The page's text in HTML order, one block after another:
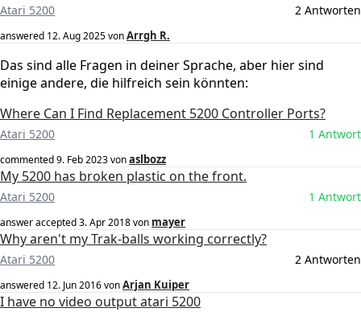
Atari 5200 2 Antworten
answered 12. Aug 2025vonArrgh R.
Das sind alle Fragen in deiner Sprache, aber hier sind
einige andere, die hilfreich sein könnten:
Where Can I Find Replacement 5200 Controller Ports?
Atari 5200 1 Antwort
commented9. Feb 2023vonaslbozz
My 5200 has broken plastic on the front.
Atari 5200 1 Antwort
answer accepted3. Apr 2018von mayer
Why aren't my Trak-balls working correctly?
Atari 5200 2 Antworten
answered 12. Jun 2016vonArjan Kuiper
I have no video output atari 5200